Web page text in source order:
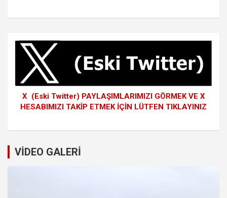
X (Eski Twitter) PAYLAŞIMLARIMIZI GÖRMEK VE X
HESABIMIZI TAKİP ETMEK İÇİN LÜTFEN TIKLAYINIZ
VİDEO GALERİ